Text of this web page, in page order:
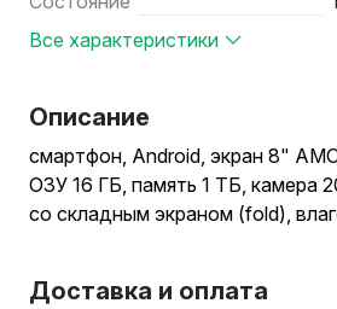
Все характеристики
Описание
смартфон, Android, экран 8"
ОЗУ 16 ГБ, память 1 ТБ, камера
со складным экраном (fold),
Доставка и оплата